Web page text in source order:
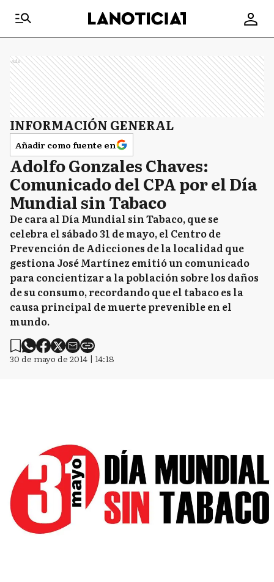
Ads
INFORMACIÓN GENERAL
Añadir como fuente en
Adolfo Gonzales Chaves:
Comunicado del CPA por el Día
Mundial sin Tabaco
De cara al Día Mundial sin Tabaco, que se
celebra el sábado 31 de mayo, el Centro de
Prevención de Adicciones de la localidad que
gestiona José Martínez emitió un comunicado
para concientizar a la población sobre los daños
de su consumo, recordando que el tabaco es la
causa principal de muerte prevenible en el
mundo.
30 de mayo de 2014 | 14:18